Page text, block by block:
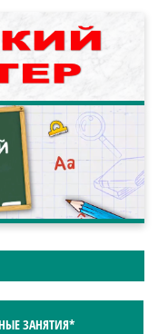
ЗАНЯТИЯ*